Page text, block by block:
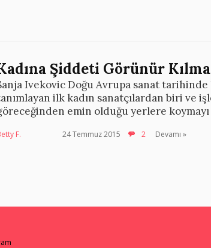
Şiddeti Görünür
Ivekovic Doğu Avrupa sanat
ilk kadın sanatçılardan biri ve
emin olduğu yerlere
F. 24 Temmuz 2015 2 Devamı »